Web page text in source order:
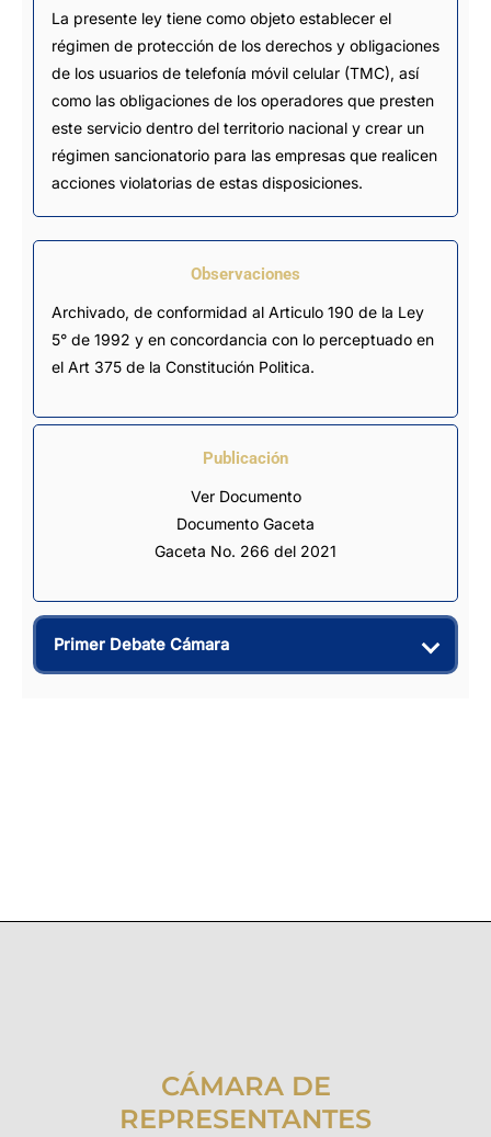
La presente ley tiene como objeto establecer el
régimen de protección de los derechos y obligaciones
de los usuarios de telefonía móvil celular (TMC), así
como las obligaciones de los operadores que presten
este servicio dentro del territorio nacional y crear un
régimen sancionatorio para las empresas que realicen
acciones violatorias de estas disposiciones.
Observaciones
Archivado, de conformidad al Articulo 190 de la Ley
5° de 1992 y en concordancia con lo perceptuado en
el Art 375 de la Constitución Politica.
Publicación
Ver Documento
Documento Gaceta
Gaceta No. 266 del 2021
Primer Debate Cámara
CÁMARA DE
REPRESENTANTES